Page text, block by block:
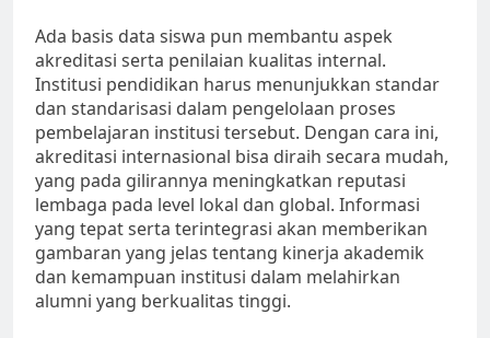
Ada basis data siswa pun membantu aspek
akreditasi serta penilaian kualitas internal.
Institusi pendidikan harus menunjukkan standar
dan standarisasi dalam pengelolaan proses
pembelajaran institusi tersebut. Dengan cara ini,
akreditasi internasional bisa diraih secara mudah,
yang pada gilirannya meningkatkan reputasi
lembaga pada level lokal dan global. Informasi
yang tepat serta terintegrasi akan memberikan
gambaran yang jelas tentang kinerja akademik
dan kemampuan institusi dalam melahirkan
alumni yang berkualitas tinggi.